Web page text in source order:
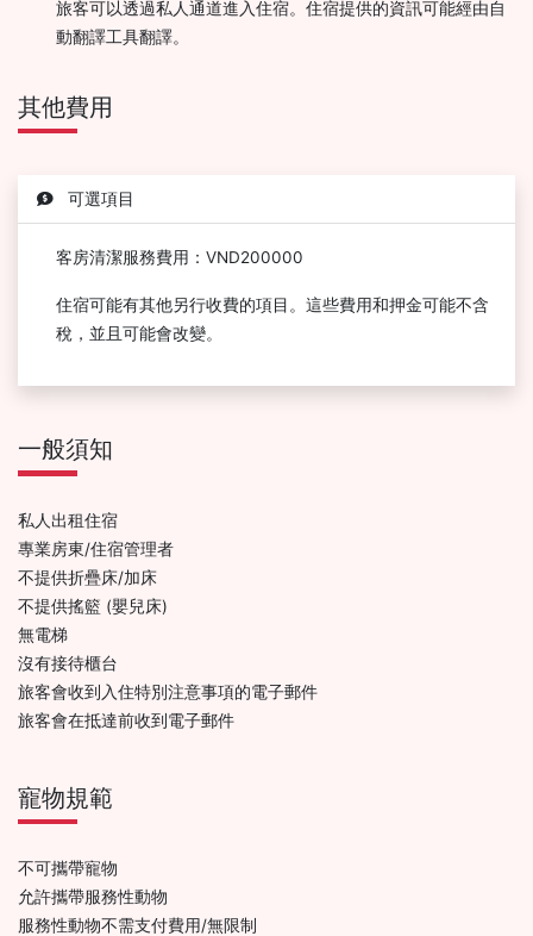
旅客可以透過私人通道進入住宿。住宿提供的資訊可能經由自
動翻譯工具翻譯。
其他費用
可選項目
客房清潔服務費用：VND200000
住宿可能有其他另行收費的項目。這些費用和押金可能不含
稅，並且可能會改變。
一般須知
私人出租住宿
專業房東/住宿管理者
不提供折疊床/加床
不提供搖籃 (嬰兒床)
無電梯
沒有接待櫃台
旅客會收到入住特別注意事項的電子郵件
旅客會在抵達前收到電子郵件
寵物規範
不可攜帶寵物
允許攜帶服務性動物
服務性動物不需支付費用/無限制